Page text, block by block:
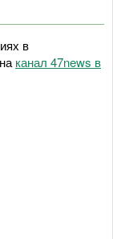
в
канал 47news в